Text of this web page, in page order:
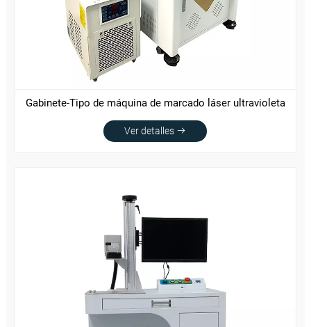
Gabinete-Tipo de máquina de marcado láser ultravioleta
Ver detalles